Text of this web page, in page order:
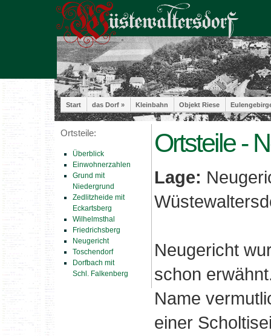
Start das Dorf » Kleinbahn Objekt Riese
Ortsteile:
Überblick
Einwohnerzahlen
Grund mit
Niedergrund
Zedlitzheide mit
Eckartsberg
Wilhelmsthal
Friedrichsberg
Neugericht
Toschendorf
Dorfbach mit
Schl. Falkenberg
Ortsteile -
Lage:
Neugericht
schon
Name
einer